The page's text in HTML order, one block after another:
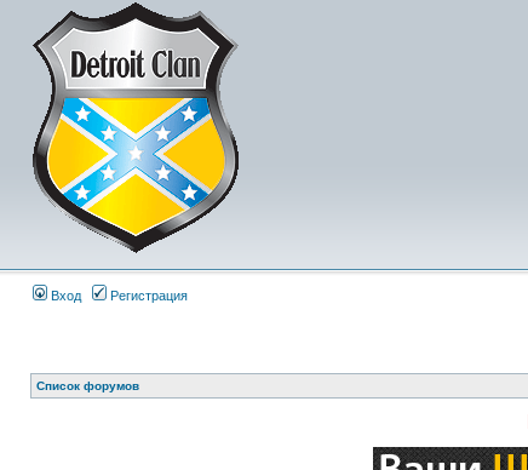
Вход Регистрация
Список форумов